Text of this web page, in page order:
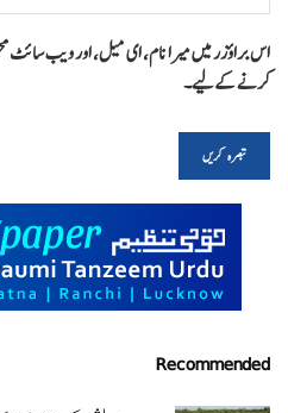
اس براؤزر میں میرا نام، ای میل، اور ویب سائٹ
کرنے کےلیے۔
Recommended